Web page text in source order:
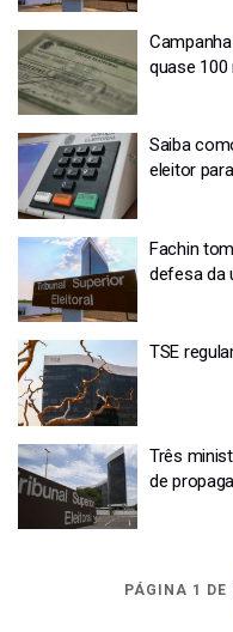
quase 100
Saiba
eleitor
Fachin
defesa da
TSE
Três
de
PÁGINA 1 DE